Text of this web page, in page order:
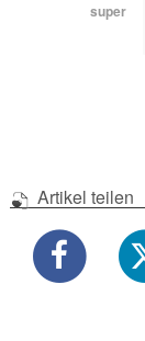
super
Artikel teilen